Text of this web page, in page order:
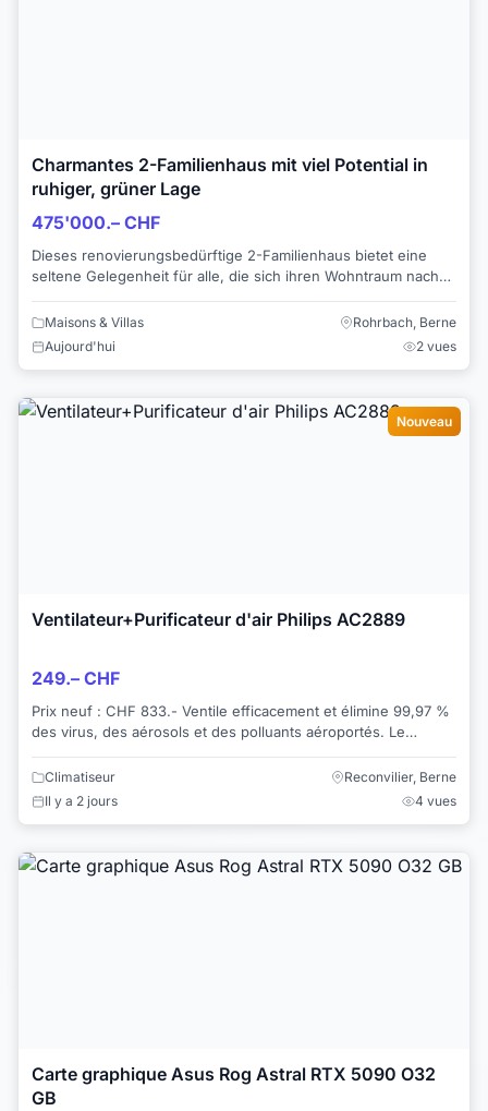
Charmantes 2-Familienhaus mit viel Potential in
ruhiger, grüner Lage
475'000.– CHF
Dieses renovierungsbedürftige 2-Familienhaus bietet eine
seltene Gelegenheit für alle, die sich ihren Wohntraum nach
eigenen Vorstellungen verwirklich...
Maisons & Villas
Rohrbach, Berne
Aujourd'hui
2 vues
Nouveau
Ventilateur+Purificateur d'air Philips AC2889
249.– CHF
Prix neuf : CHF 833.- Ventile efficacement et élimine 99,97 %
des virus, des aérosols et des polluants aéroportés. Le
Climatiseur
Reconvilier, Berne
Il y a 2 jours
4 vues
Carte graphique Asus Rog Astral RTX 5090 O32
GB